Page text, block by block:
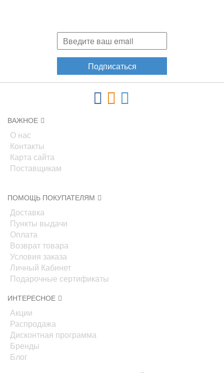
Подписаться
ВАЖНОЕ
О нас
Контакты
Карта сайта
Поставщикам
ПОМОЩЬ ПОКУПАТЕЛЯМ
Доставка
Пункты выдачи
Оплата
Возврат товара
Условия заказа
Личный Кабинет
Подарочные сертификаты
ИНТЕРЕСНОЕ
Акции
Распродажа
Дисконтная программа
Бренды
Блог